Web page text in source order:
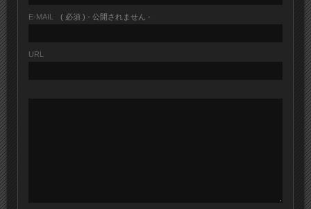
E-MAIL ( 必須 ) - 公開されません -
URL